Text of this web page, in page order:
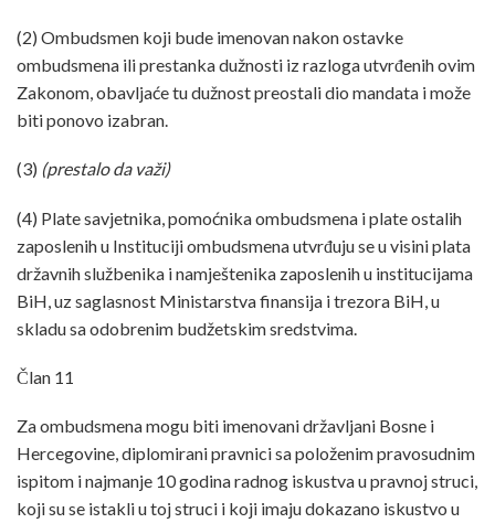
(2) Ombudsmen koji bude imenovan nakon ostavke
ombudsmena ili prestanka dužnosti iz razloga utvrđenih ovim
Zakonom, obavljaće tu dužnost preostali dio mandata i može
biti ponovo izabran.
(3) (prestalo da važi)
(4) Plate savjetnika, pomoćnika ombudsmena i plate ostalih
zaposlenih u Instituciji ombudsmena utvrđuju se u visini plata
državnih službenika i namještenika zaposlenih u institucijama
BiH, uz saglasnost Ministarstva finansija i trezora BiH, u
skladu sa odobrenim budžetskim sredstvima.
Član 11
Za ombudsmena mogu biti imenovani državljani Bosne i
Hercegovine, diplomirani pravnici sa položenim pravosudnim
ispitom i najmanje 10 godina radnog iskustva u pravnoj struci,
koji su se istakli u toj struci i koji imaju dokazano iskustvo u